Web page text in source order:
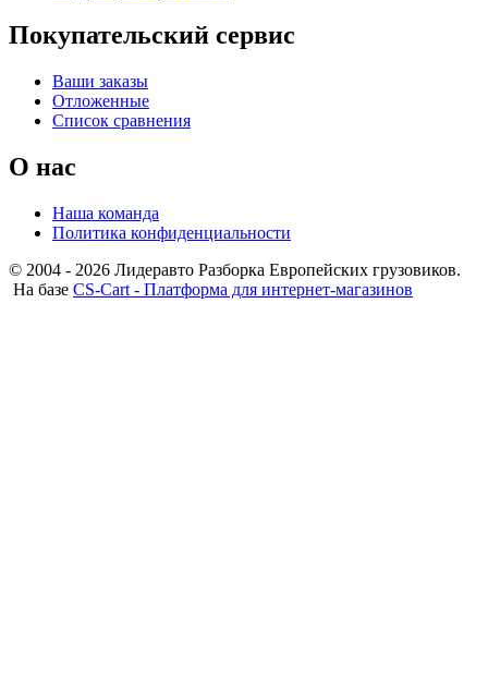
Покупательский сервис
Ваши заказы
Отложенные
Список сравнения
О нас
Наша команда
Политика конфиденциальности
© 2004 - 2026 Лидеравто Разборка Европейских грузовиков.
На базе CS-Cart - Платформа для интернет-магазинов